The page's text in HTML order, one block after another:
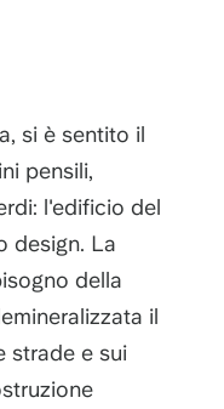
si è sentito il
pensili,
l'edificio del
design. La
della
il
strade e sui